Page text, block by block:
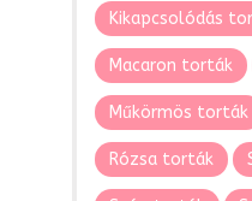
Kikapcsolódás
Macaron torták
Műkörmös torták
Rózsa torták